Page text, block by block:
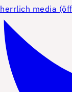
herrlich media